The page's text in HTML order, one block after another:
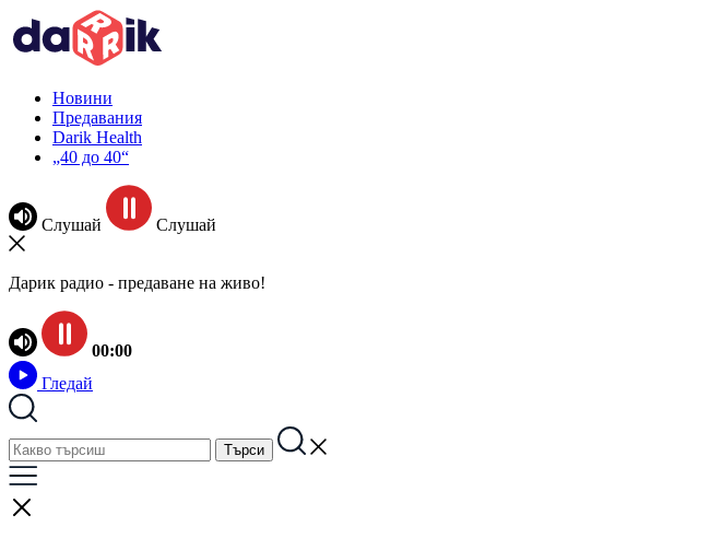
Новини
Предавания
Darik Health
„40 до 40“
Слушай Слушай
Дарик радио - предаване на живо!
00:00
Гледай